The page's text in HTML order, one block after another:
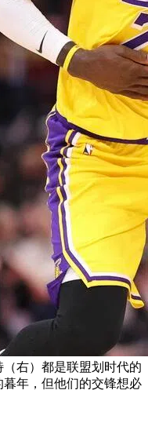
右）都是联盟划时代的
年，但他们的交锋想必